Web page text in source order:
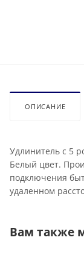
ОПИСАНИЕ
Удлинитель с 5
Белый цвет.
подключения
удаленном
Вам также